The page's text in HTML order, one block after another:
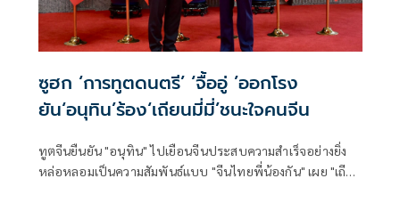
ซูฮก ‘การทูตดนตรี’ ‘จื้ออู่ ’ออกโรง
ยัน‘อนุทิน’ร้อง‘เถียนมี่มี่’ชนะใจคนจีน
ทูตจีนยืนยัน "อนุทิน" ไปเยือนจีนประสบความสำเร็จอย่างยิ่ง
หล่อหลอมเป็นความสัมพันธ์แบบ "จีนไทยพี่น้องกัน" เผย "เถีย